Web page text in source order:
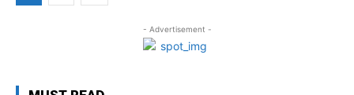
- Advertisement -